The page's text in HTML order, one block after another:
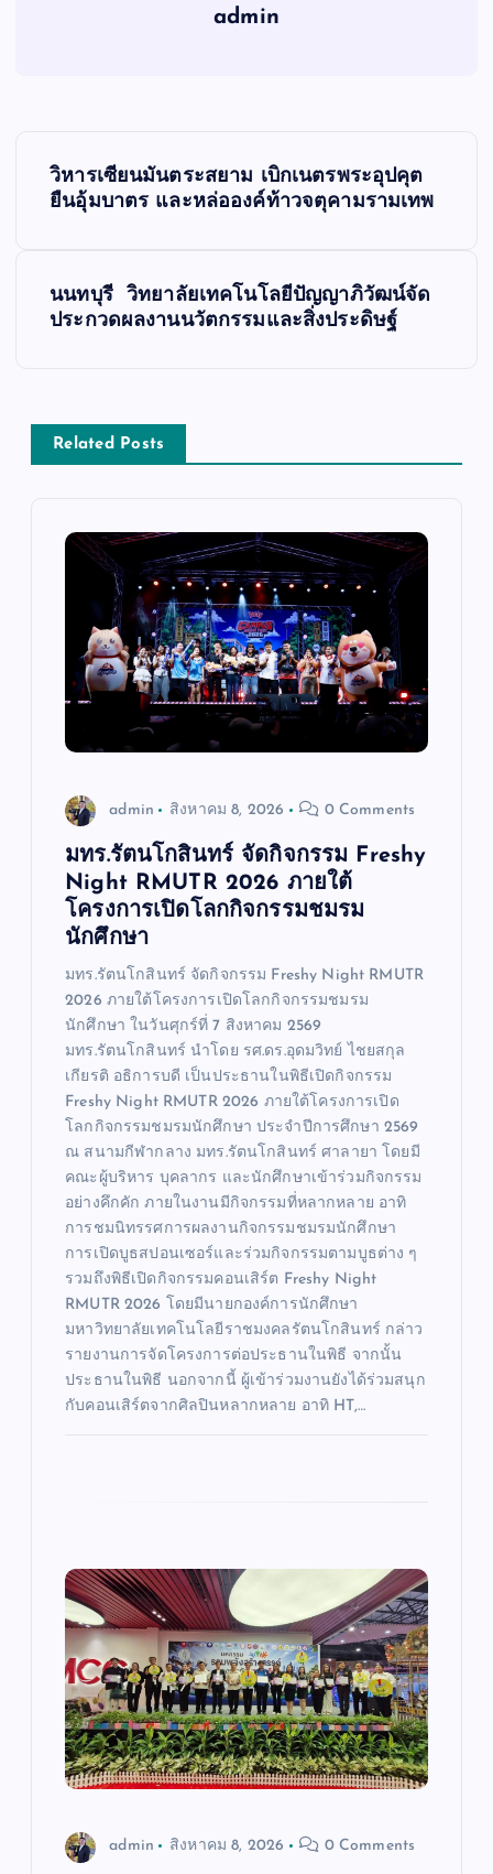
admin
นำ
า
วิหารเซียนมันตระสยาม เบิกเนตรพระอุปคุต
ยืนอุ้มบาตร และหล่อองค์ท้าวจตุคามรามเทพ
นนทบุรี วิทยาลัยเทคโนโลยีปัญญาภิวัฒน์จัด
ประกวดผลงานนวัตกรรมและสิ่งประดิษฐ์
Related Posts
admin สิงหาคม 8, 2026 0 Comments
มทร.รัตนโกสินทร์ จัดกิจกรรม Freshy
Night RMUTR 2026 ภายใต้
โครงการเปิดโลกกิจกรรมชมรม
นักศึกษา
มทร.รัตนโกสินทร์ จัดกิจกรรม Freshy Night RMUTR
2026 ภายใต้โครงการเปิดโลกกิจกรรมชมรม
นักศึกษา ในวันศุกร์ที่ 7 สิงหาคม 2569
มทร.รัตนโกสินทร์ นำโดย รศ.ดร.อุดมวิทย์ ไชยสกุล
เกียรติ อธิการบดี เป็นประธานในพิธีเปิดกิจกรรม
Freshy Night RMUTR 2026 ภายใต้โครงการเปิด
โลกกิจกรรมชมรมนักศึกษา ประจำปีการศึกษา 2569
ณ สนามกีฬากลาง มทร.รัตนโกสินทร์ ศาลายา โดยมี
คณะผู้บริหาร บุคลากร และนักศึกษาเข้าร่วมกิจกรรม
อย่างคึกคัก ภายในงานมีกิจกรรมที่หลากหลาย อาทิ
การชมนิทรรศการผลงานกิจกรรมชมรมนักศึกษา
การเปิดบูธสปอนเซอร์และร่วมกิจกรรมตามบูธต่าง ๆ
รวมถึงพิธีเปิดกิจกรรมคอนเสิร์ต Freshy Night
RMUTR 2026 โดยมีนายกองค์การนักศึกษา
มหาวิทยาลัยเทคโนโลยีราชมงคลรัตนโกสินทร์ กล่าว
รายงานการจัดโครงการต่อประธานในพิธี จากนั้น
ประธานในพิธี นอกจากนี้ ผู้เข้าร่วมงานยังได้ร่วมสนุก
กับคอนเสิร์ตจากศิลปินหลากหลาย อาทิ HT,…
admin สิงหาคม 8, 2026 0 Comments